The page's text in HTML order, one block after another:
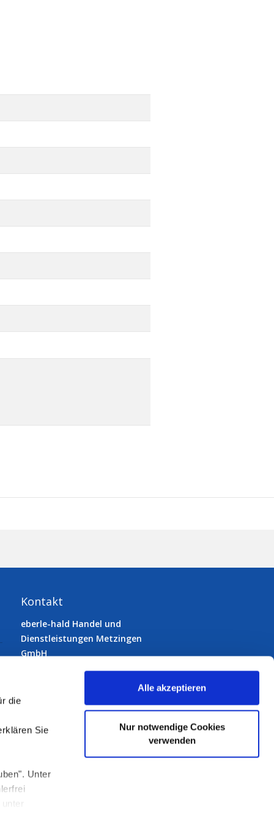
die
Sie
Unter
Alle akzeptieren
Nur notwendige Cookies
verwenden
Kontakt
eberle-hald Handel und
Dienstleistungen Metzingen
GmbH
72555 Metzingen
Telefax: 07123 9231-50
E-Mail:
info@eberle-hald.de
Folgen Sie uns: